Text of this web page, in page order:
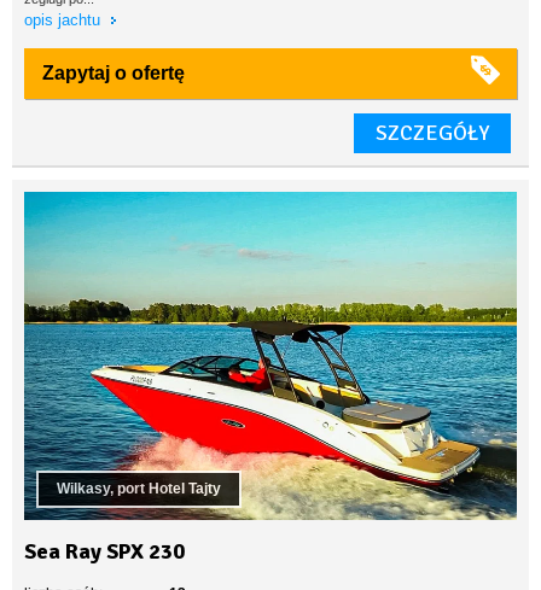
opis jachtu
Zapytaj o ofertę
SZCZEGÓŁY
Wilkasy, port Hotel Tajty
Sea Ray SPX 230